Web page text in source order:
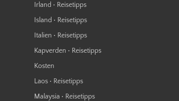
Irland • Reisetipps
Island • Reisetipps
Italien • Reisetipps
Kapverden • Reisetipps
Kosten
Laos • Reisetipps
Malaysia • Reisetipps